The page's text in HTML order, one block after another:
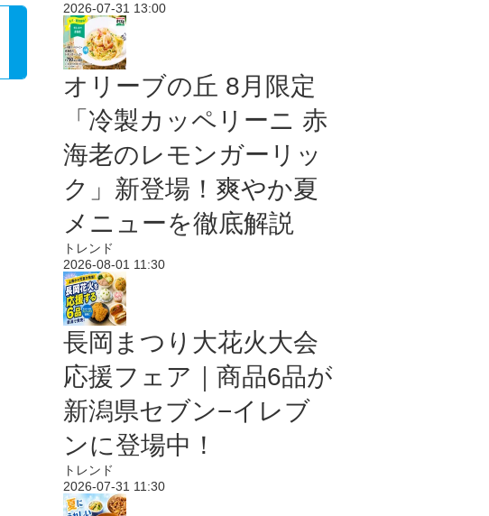
2026-07-31 13:00
オリーブの丘 8月限定
「冷製カッペリーニ 赤
海老のレモンガーリッ
ク」新登場！爽やか夏
メニューを徹底解説
トレンド
2026-08-01 11:30
長岡まつり大花火大会
応援フェア｜商品6品が
新潟県セブン−イレブ
ンに登場中！
トレンド
2026-07-31 11:30